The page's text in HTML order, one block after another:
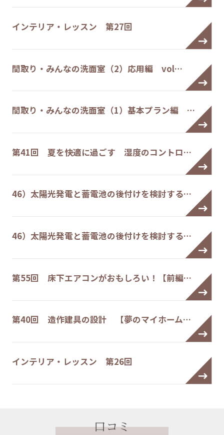
インテリア・レッスン 第27回
間取り・みんなの洗面室（2）応用編 vol…
間取り・みんなの洗面室（1）基本プラン編 …
第41回 夏を快適に過ごす 湿度のコントロ…
46）太陽光発電と蓄電池の後付けを検討する…
46）太陽光発電と蓄電池の後付けを検討する…
第55回 床下エアコンがおもしろい！【前編…
第40回 造作建具の設計 【夢のマイホーム…
インテリア・レッスン 第26回
口コミ